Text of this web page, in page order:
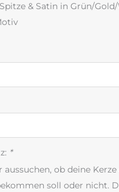
& Satin in Grün/
*
ob deine Kerze
soll oder nicht.